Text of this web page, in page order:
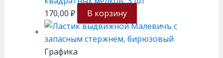
170,00 ₽ В корзину
Графика